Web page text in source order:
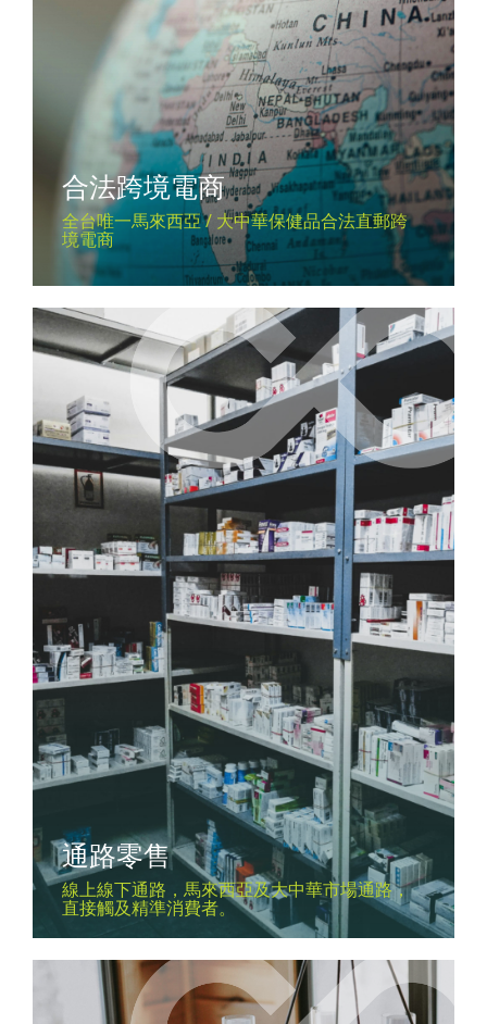
合法跨境電商
全台唯一馬來西亞 / 大中華保健品合法直郵跨
境電商
通路零售
線上線下通路，馬來西亞及大中華市場通路，
直接觸及精準消費者。